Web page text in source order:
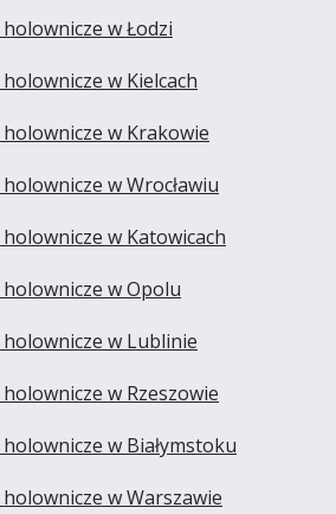
w Łodzi
w Kielcach
w Krakowie
w Wrocławiu
w Katowicach
w Opolu
w Lublinie
w Rzeszowie
w Białymstoku
w Warszawie